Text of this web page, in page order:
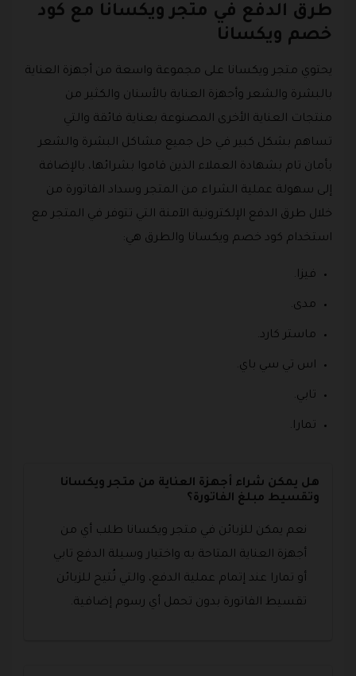
طرق الدفع في متجر ويكسانا مع كود
خصم ويكسانا
يحتوي متجر ويكسانا على مجموعة واسعة من أجهزة العناية
بالبشرة والشعر وأجهزة العناية بالأسنان والكثير من
منتجات العناية الأخرى المصنوعة بعناية فائقة والتي
تساهم بشكل كبير في حل جميع مشاكل البشرة والشعر
بأمان تام بشهادة العملاء الذين قاموا بشرائها، بالإضافة
إلى سهولة عملية الشراء من المتجر وسداد الفاتورة من
خلال طرق الدفع الإلكترونية الآمنة التي تتوفر في المتجر مع
استخدام كود خصم ويكسانا والطرق هي:
فيزا.
مدى.
ماستر كارد.
اس تي سي باي.
تابي.
تمارا.
هل يمكن شراء أجهزة العناية من متجر ويكسانا
وتقسيط مبلغ الفاتورة؟
نعم يمكن للزبائن في متجر ويكسانا طلب أي من
أجهزة العناية المتاحة به واختيار وسيلة الدفع تابي
أو تمارا عند إتمام عملية الدفع، والتي تُتيح للزبائن
تقسيط الفاتورة بدون تحمل أي رسوم إضافية.